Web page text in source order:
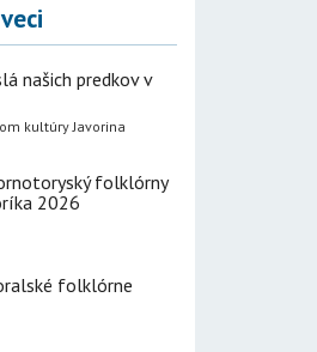
našich predkov v
kultúry Javorina
folklórny
2026
folklórne